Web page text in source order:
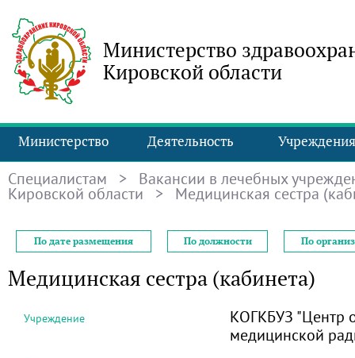
Министерство
Кировской области
Министерство Деятельность Учреждения
Специалистам > Вакансии в лечебных
Кировской области > Медицинская сестра
По дате размещения По должности По
Медицинская сестра (кабинета)
Учреждение
КОГКБУЗ "Центр
медицинской